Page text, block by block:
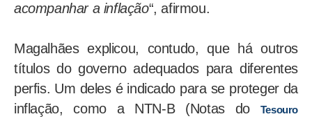
acompanhar a inflação“, afirmou.
Magalhães explicou, contudo, que há outros
títulos do governo adequados para diferentes
perfis. Um deles é indicado para se proteger da
inflação, como a NTN-B (Notas do
Tesouro